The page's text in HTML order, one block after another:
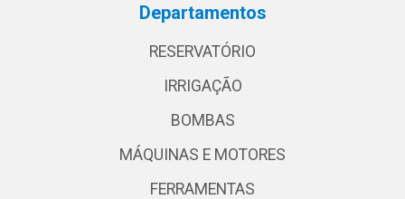
Departamentos
RESERVATÓRIO
IRRIGAÇÃO
BOMBAS
MÁQUINAS E MOTORES
FERRAMENTAS